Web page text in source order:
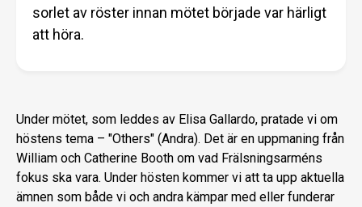
sorlet av röster innan mötet började var härligt
att höra.
Under mötet, som leddes av Elisa Gallardo, pratade vi om
höstens tema – "Others" (Andra). Det är en uppmaning från
William och Catherine Booth om vad Frälsningsarméns
fokus ska vara. Under hösten kommer vi att ta upp aktuella
ämnen som både vi och andra kämpar med eller funderar